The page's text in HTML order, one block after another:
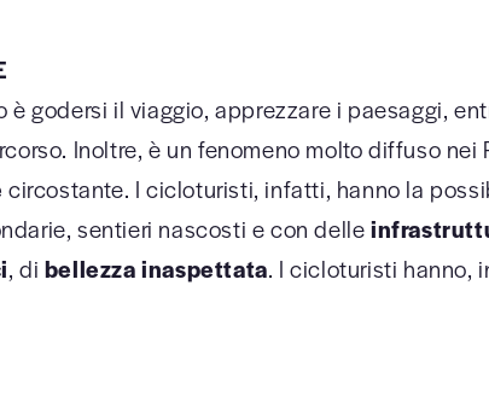
godersi il viaggio, apprezzare i paesaggi,
Inoltre, è un fenomeno molto diffuso
circostante. I cicloturisti, infatti, hanno la
sentieri nascosti e con delle
, di bellezza inaspettata. I cicloturisti hanno,